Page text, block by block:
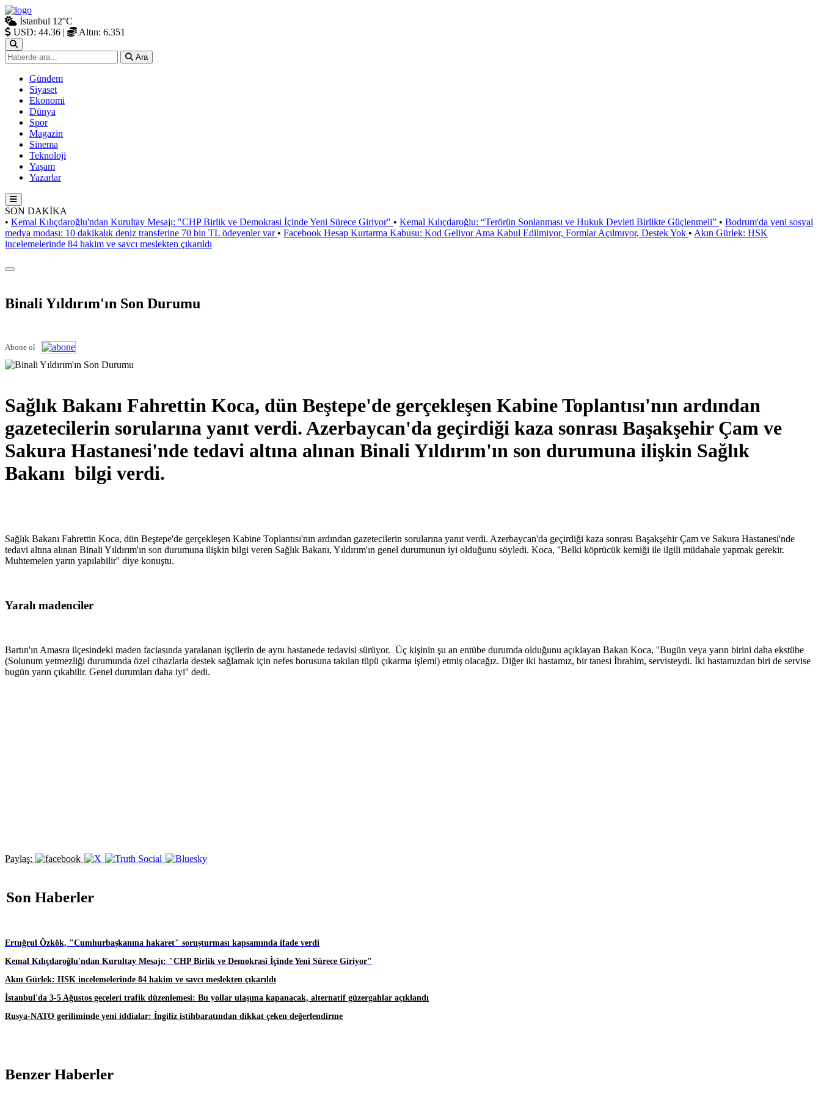
İstanbul 12°C
USD: 44.36 | Altın: 6.351
Ara
Gündem
Siyaset
Ekonomi
Dünya
Spor
Magazin
Sinema
Teknoloji
Yaşam
Yazarlar
SON DAKİKA
• Kemal Kılıçdaroğlu'ndan Kurultay Mesajı: "CHP Birlik ve Demokrasi İçinde Yeni Sürece Giriyor" • Kemal Kılıçdaroğlu: “Terörün Sonlanması ve Hukuk Devleti Birlikte Güçlenmeli” • Bodrum'da yeni sosyal
medya modası: 10 dakikalık deniz transferine 70 bin TL ödeyenler var • Facebook Hesap Kurtarma Kabusu: Kod Geliyor Ama Kabul Edilmiyor, Formlar Açılmıyor, Destek Yok • Akın Gürlek: HSK
incelemelerinde 84 hakim ve savcı meslekten çıkarıldı
Binali Yıldırım'ın Son Durumu
Abone ol
Sağlık Bakanı Fahrettin Koca, dün Beştepe'de gerçekleşen Kabine Toplantısı'nın ardından
gazetecilerin sorularına yanıt verdi. Azerbaycan'da geçirdiği kaza sonrası Başakşehir Çam ve
Sakura Hastanesi'nde tedavi altına alınan Binali Yıldırım'ın son durumuna ilişkin Sağlık
Bakanı bilgi verdi.
Sağlık Bakanı Fahrettin Koca, dün Beştepe'de gerçekleşen Kabine Toplantısı'nın ardından gazetecilerin sorularına yanıt verdi. Azerbaycan'da geçirdiği kaza sonrası Başakşehir Çam ve Sakura Hastanesi'nde
tedavi altına alınan Binali Yıldırım'ın son durumuna ilişkin bilgi veren Sağlık Bakanı, Yıldırım'ın genel durumunun iyi olduğunu söyledi. Koca, ''Belki köprücük kemiği ile ilgili müdahale yapmak gerekir.
Muhtemelen yarın yapılabilir'' diye konuştu.
Yaralı madenciler
Bartın'ın Amasra ilçesindeki maden faciasında yaralanan işçilerin de aynı hastanede tedavisi sürüyor. Üç kişinin şu an entübe durumda olduğunu açıklayan Bakan Koca, ''Bugün veya yarın birini daha ekstübe
(Solunum yetmezliği durumunda özel cihazlarla destek sağlamak için nefes borusuna takılan tüpü çıkarma işlemi) etmiş olacağız. Diğer iki hastamız, bir tanesi İbrahim, servisteydi. İki hastamızdan biri de servise
bugün yarın çıkabilir. Genel durumları daha iyi'' dedi.
Paylaş:
Son Haberler
Ertuğrul Özkök, "Cumhurbaşkanına hakaret" soruşturması kapsamında ifade verdi
Kemal Kılıçdaroğlu'ndan Kurultay Mesajı: "CHP Birlik ve Demokrasi İçinde Yeni Sürece Giriyor"
Akın Gürlek: HSK incelemelerinde 84 hakim ve savcı meslekten çıkarıldı
İstanbul'da 3-5 Ağustos geceleri trafik düzenlemesi: Bu yollar ulaşıma kapanacak, alternatif güzergahlar açıklandı
Rusya-NATO geriliminde yeni iddialar: İngiliz istihbaratından dikkat çeken değerlendirme
Benzer Haberler